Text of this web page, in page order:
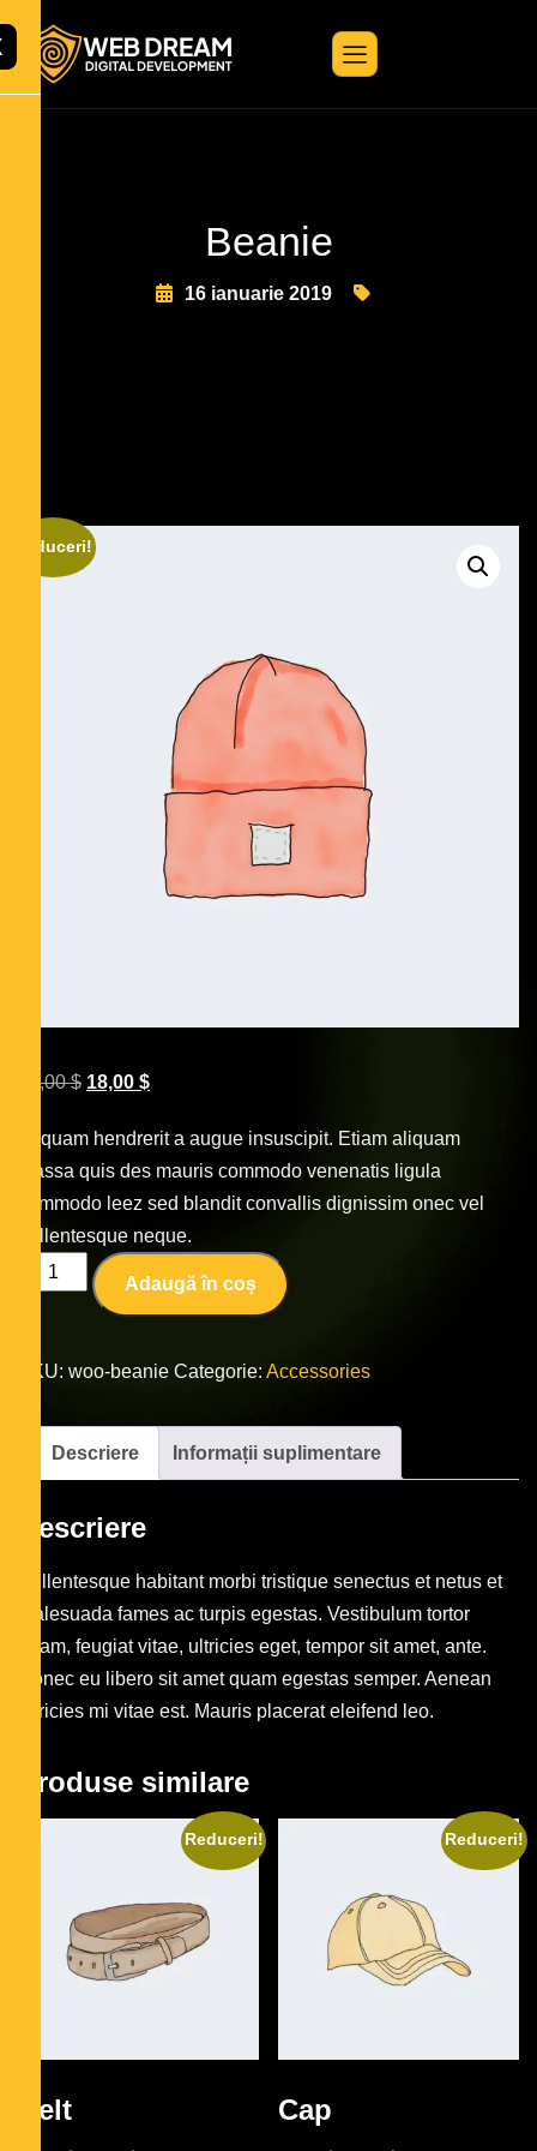
Beanie
16 ianuarie 2019
Reduceri!
20,00$ 18,00 $
Aliquam hendrerit a augue insuscipit. Etiam aliquam
massa quis des mauris commodo venenatis ligula
commodo leez sed blandit convallis dignissim onec vel
pellentesque neque.
Adaugă în coș
SKU: woo-beanie Categorie: Accessories
Descriere Informații suplimentare
Descriere
Pellentesque habitant morbi tristique senectus et netus et
malesuada fames ac turpis egestas. Vestibulum tortor
quam, feugiat vitae, ultricies eget, tempor sit amet, ante.
Donec eu libero sit amet quam egestas semper. Aenean
ultricies mi vitae est. Mauris placerat eleifend leo.
Produse similare
Reduceri!
Belt
Reduceri!
Cap